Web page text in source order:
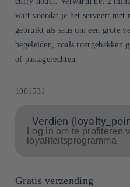
watt voordat je het serveert met
gebruikt als saus om een grote
begeleiden, zoals roergebakken
of pastagerechten.
SKU:
1001531
Verdien
Log in om te profiteren
loyaliteitsprogramma
Gratis verzending